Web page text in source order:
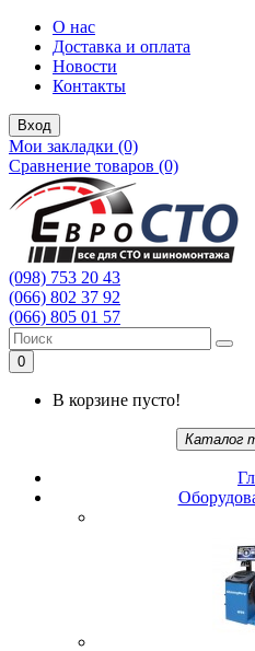
О нас
Доставка и оплата
Новости
Контакты
Вход
Мои закладки (0)
Сравнение товаров (0)
(098) 753 20 43
(066) 802 37 92
(066) 805 01 57
0
В корзине пусто!
Каталог